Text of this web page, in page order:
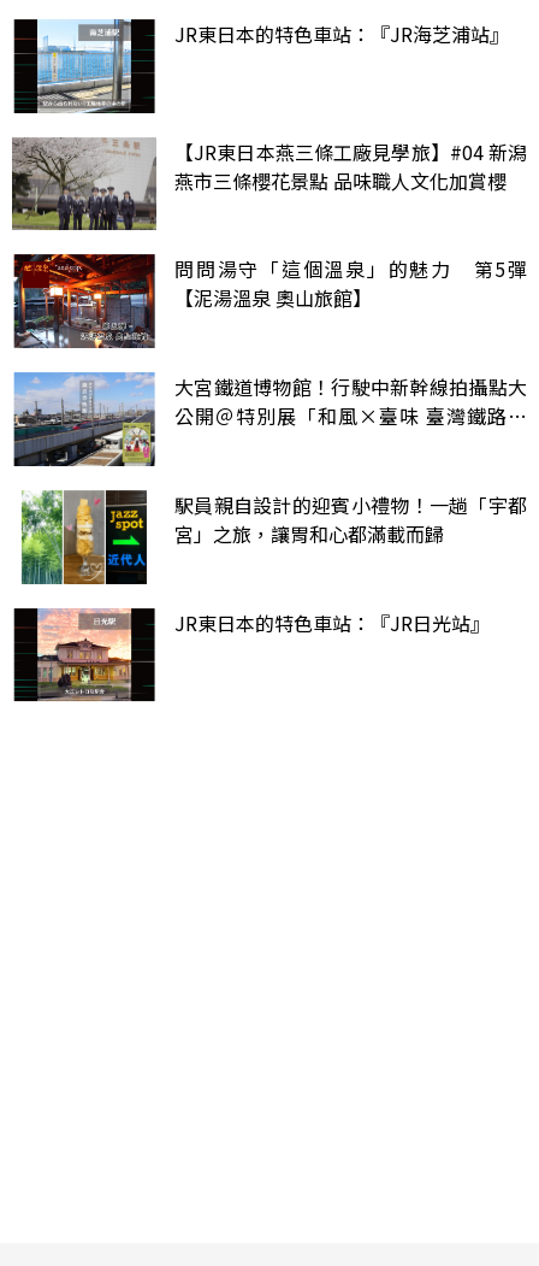
JR東日本的特色車站：『JR海芝浦站』
【JR東日本燕三條工廠見學旅】#04 新潟
燕市三條櫻花景點 品味職人文化加賞櫻
問問湯守「這個溫泉」的魅力 第5彈
【泥湯溫泉 奧山旅館】
大宮鐵道博物館！行駛中新幹線拍攝點大
公開＠特別展「和風×臺味 臺灣鐵路的
駅員親自設計的迎賓小禮物！一趟「宇都
宮」之旅，讓胃和心都滿載而歸
JR東日本的特色車站：『JR日光站』